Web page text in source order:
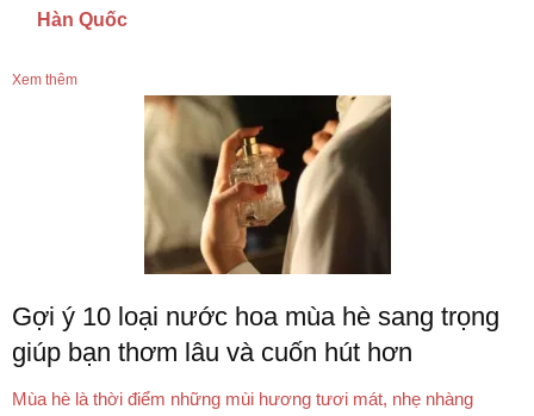
Hàn Quốc
Xem thêm
Gợi ý 10 loại nước hoa mùa hè sang trọng
giúp bạn thơm lâu và cuốn hút hơn
Mùa hè là thời điểm những mùi hương tươi mát, nhẹ nhàng